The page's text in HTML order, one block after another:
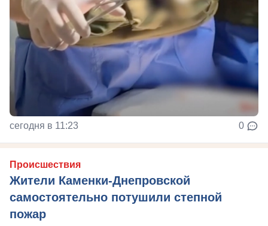
сегодня в 11:23 0
Происшествия
Жители Каменки-Днепровской
самостоятельно потушили степной
пожар